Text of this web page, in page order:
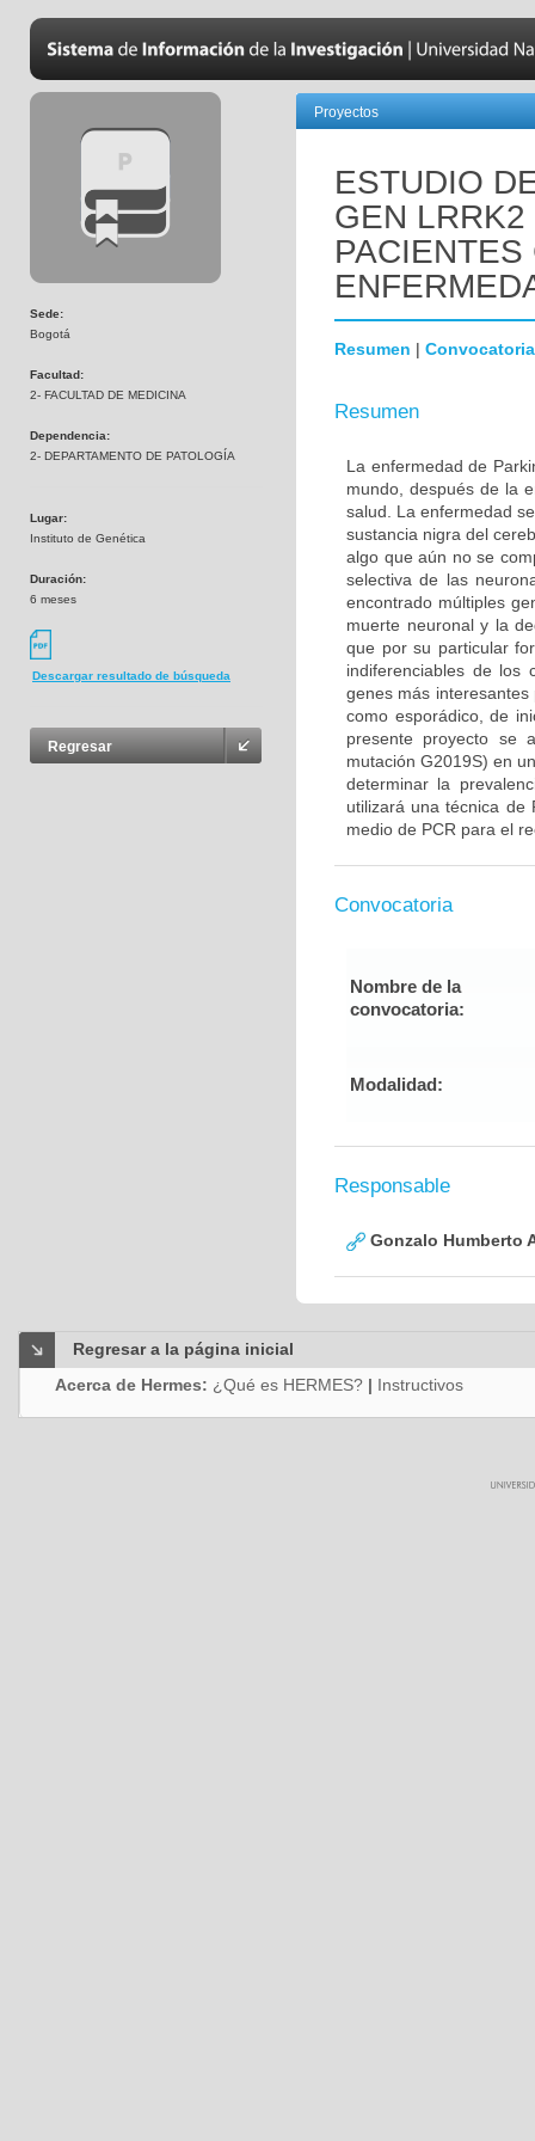
Sede:
Bogotá
Facultad:
2- FACULTAD DE MEDICINA
Dependencia:
2- DEPARTAMENTO DE PATOLOGÍA
Lugar:
Instituto de Genética
Duración:
6 meses
Descargar resultado de búsqueda
Regresar
Proyectos
ESTUDIO
GEN LRRK2
Resumen | Convocatoria
Resumen
La enfermedad de
mundo, después de la
salud. La enfermedad
sustancia nigra del
algo que aún no se
selectiva de las
encontrado múltiples
muerte neuronal y la
que por su particular
indiferenciables de los
genes más
como esporádico, de
presente proyecto se
mutación G2019S) en
determinar la
utilizará una técnica de
medio de PCR para el
Convocatoria
Nombre de la
convocatoria:
Modalidad:
Responsable
Gonzalo Humberto
Regresar a la página inicial
Acerca de Hermes: ¿Qué es HERMES? | Instructivos